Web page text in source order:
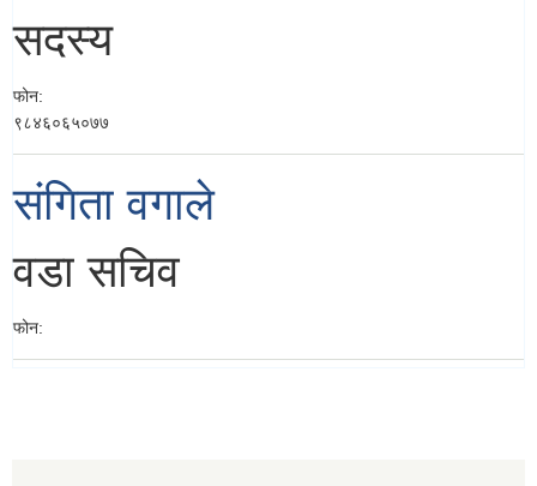
सदस्य
फोन:
९८४६०६५०७७
संगिता वगाले
वडा सचिव
फोन: